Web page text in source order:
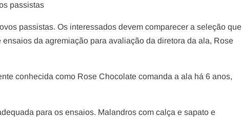
passistas
passistas. Os interessados devem comparecer a seleção que
da agremiação para avaliação da diretora da ala, Rose
conhecida como Rose Chocolate comanda a ala há 6 anos,
para os ensaios. Malandros com calça e sapato e